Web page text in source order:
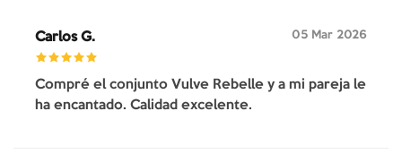
Carlos G. 05 Mar 2026
Compré el conjunto Vulve Rebelle y a mi pareja le
ha encantado. Calidad excelente.